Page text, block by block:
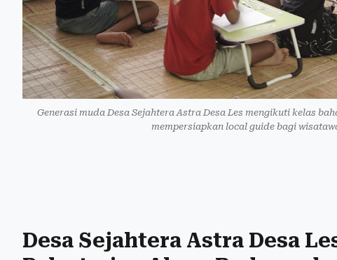
Generasi muda Desa Sejahtera Astra Desa Les mengikuti kelas
mempersiapkan local guide bagi
Desa Sejahtera Astra Desa